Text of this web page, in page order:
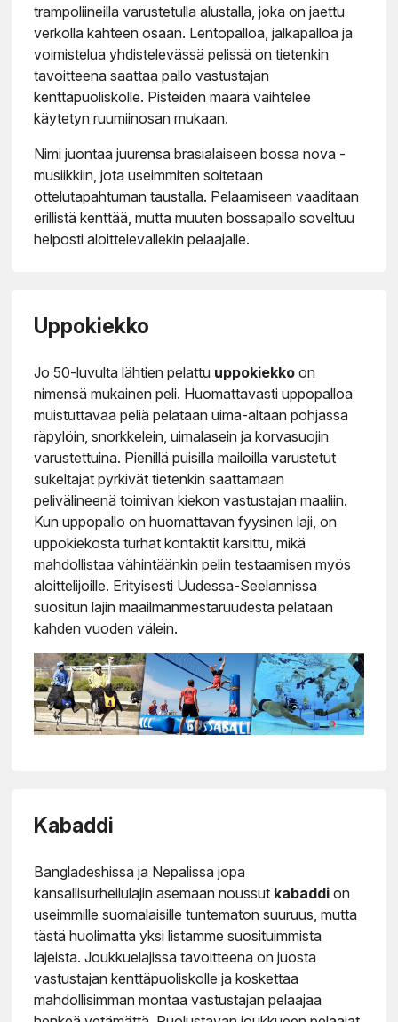
trampoliineilla varustetulla alustalla, joka on jaettu
verkolla kahteen osaan. Lentopalloa, jalkapalloa ja
voimistelua yhdistelevässä pelissä on tietenkin
tavoitteena saattaa pallo vastustajan
kenttäpuoliskolle. Pisteiden määrä vaihtelee
käytetyn ruumiinosan mukaan.
Nimi juontaa juurensa brasialaiseen bossa nova -
musiikkiin, jota useimmiten soitetaan
ottelutapahtuman taustalla. Pelaamiseen vaaditaan
erillistä kenttää, mutta muuten bossapallo soveltuu
helposti aloittelevallekin pelaajalle.
Uppokiekko
Jo 50-luvulta lähtien pelattu uppokiekkoon
nimensä mukainen peli. Huomattavasti uppopalloa
muistuttavaa peliä pelataan uima-altaan pohjassa
räpylöin, snorkkelein, uimalasein ja korvasuojin
varustettuina. Pienillä puisilla mailoilla varustetut
sukeltajat pyrkivät tietenkin saattamaan
pelivälineenä toimivan kiekon vastustajan maaliin.
Kun uppopallo on huomattavan fyysinen laji, on
uppokiekosta turhat kontaktit karsittu, mikä
mahdollistaa vähintäänkin pelin testaamisen myös
aloittelijoille. Erityisesti Uudessa-Seelannissa
suositun lajin maailmanmestaruudesta pelataan
kahden vuoden välein.
Kabaddi
Bangladeshissa ja Nepalissa jopa
kansallisurheilulajin asemaan noussut kabaddion
useimmille suomalaisille tuntematon suuruus, mutta
tästä huolimatta yksi listamme suosituimmista
lajeista. Joukkuelajissa tavoitteena on juosta
vastustajan kenttäpuoliskolle ja koskettaa
mahdollisimman montaa vastustajan pelaajaa